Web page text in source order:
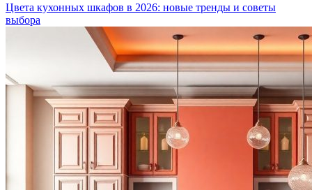
Цвета кухонных шкафов в 2026: новые тренды и советы
выбора